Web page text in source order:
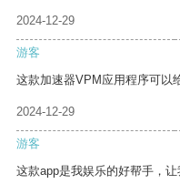
2024-12-29
游客
这款加速器VPM应用程序可以
2024-12-29
游客
这款app是我娱乐的好帮手，